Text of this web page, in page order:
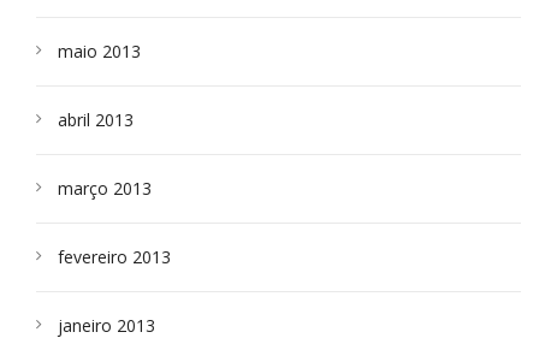
maio 2013
abril 2013
março 2013
fevereiro 2013
janeiro 2013